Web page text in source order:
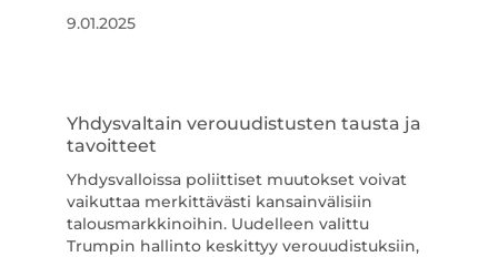
9.01.2025
Yhdysvaltain verouudistusten tausta ja
tavoitteet
Yhdysvalloissa poliittiset muutokset voivat
vaikuttaa merkittävästi kansainvälisiin
talousmarkkinoihin. Uudelleen valittu
Trumpin hallinto keskittyy verouudistuksiin,